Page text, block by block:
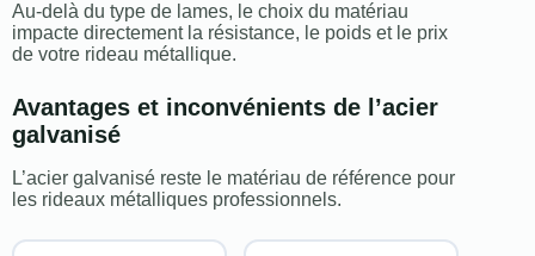
Au-delà du type de lames, le choix du matériau
impacte directement la résistance, le poids et le prix
de votre rideau métallique.
Avantages et inconvénients de l’acier
galvanisé
L’acier galvanisé reste le matériau de référence pour
les rideaux métalliques professionnels.